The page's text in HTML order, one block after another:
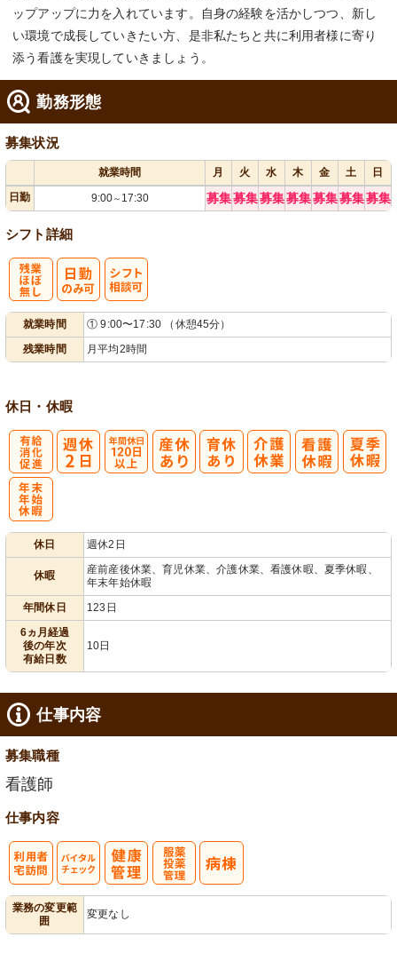
ップアップに力を入れています。自身の経験を活かしつつ、新し
い環境で成長していきたい方、是非私たちと共に利用者様に寄り
添う看護を実現していきましょう。
勤務形態
募集状況
就業時間 月 火 水 木 金 土
日
日勤
9:00～ 17:30 募集募集募集募集募集募集募集
シフト詳細
就業時間
① 9:00〜17:30 （休憩45分）
残業時間
月平均2時間
休日・休暇
休日 週休2日
休暇
産前産後休業、育児休業、介護休業、看護休暇、夏季休暇、
年末年始休暇
年間休日
123日
6ヵ月経過
後の年次
有給日数
10日
仕事内容
募集職種
看護師
仕事内容
業務の変更範
囲
変更なし